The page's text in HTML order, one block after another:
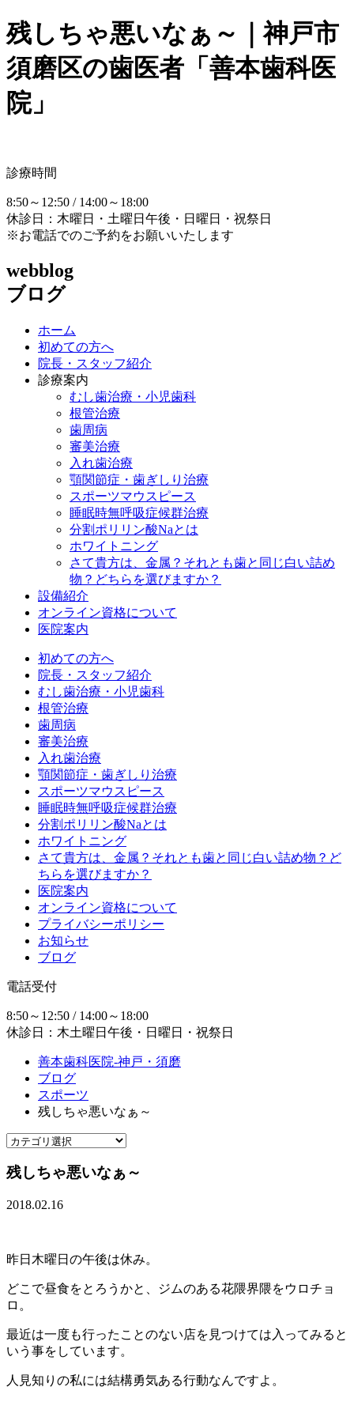
残しちゃ悪いなぁ～｜神戸市
須磨区の歯医者「善本歯科医
院」
診療時間
8:50～12:50 / 14:00～18:00
休診日：木曜日・土曜日午後・日曜日・祝祭日
※お電話でのご予約をお願いいたします
webblog
ブログ
ホーム
初めての方へ
院長・スタッフ紹介
診療案内
むし歯治療・小児歯科
根管治療
歯周病
審美治療
入れ歯治療
顎関節症・歯ぎしり治療
スポーツマウスピース
睡眠時無呼吸症候群治療
分割ポリリン酸Naとは
ホワイトニング
さて貴方は、金属？それとも歯と同じ白い詰め
物？どちらを選びますか？
設備紹介
オンライン資格について
医院案内
初めての方へ
院長・スタッフ紹介
むし歯治療・小児歯科
根管治療
歯周病
審美治療
入れ歯治療
顎関節症・歯ぎしり治療
スポーツマウスピース
睡眠時無呼吸症候群治療
分割ポリリン酸Naとは
ホワイトニング
さて貴方は、金属？それとも歯と同じ白い詰め物？ど
ちらを選びますか？
医院案内
オンライン資格について
プライバシーポリシー
お知らせ
ブログ
電話受付
8:50～12:50 / 14:00～18:00
休診日：木土曜日午後・日曜日・祝祭日
善本歯科医院-神戸・須磨
ブログ
スポーツ
残しちゃ悪いなぁ～
残しちゃ悪いなぁ～
2018.02.16
昨日木曜日の午後は休み。
どこで昼食をとろうかと、ジムのある花隈界隈をウロチョ
ロ。
最近は一度も行ったことのない店を見つけては入ってみると
いう事をしています。
人見知りの私には結構勇気ある行動なんですよ。